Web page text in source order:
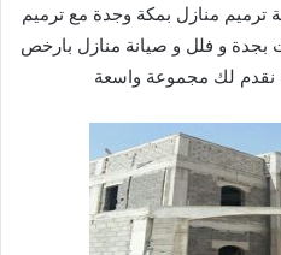
منازل بمكة وجدة مع ترميم
بجدة و فلل و صيانة منازل بارخص
نقدم لك مجموعة واسعة